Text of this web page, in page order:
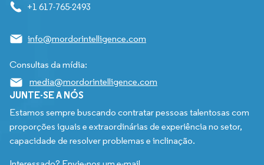
+1 617-765-2493
info@mordorintelligence.com
Consultas da mídia:
media@mordorintelligence.com
JUNTE-SE A NÓS
Estamos sempre buscando contratar pessoas talentosas com
proporções iguais e extraordinárias de experiência no setor,
capacidade de resolver problemas e inclinação.